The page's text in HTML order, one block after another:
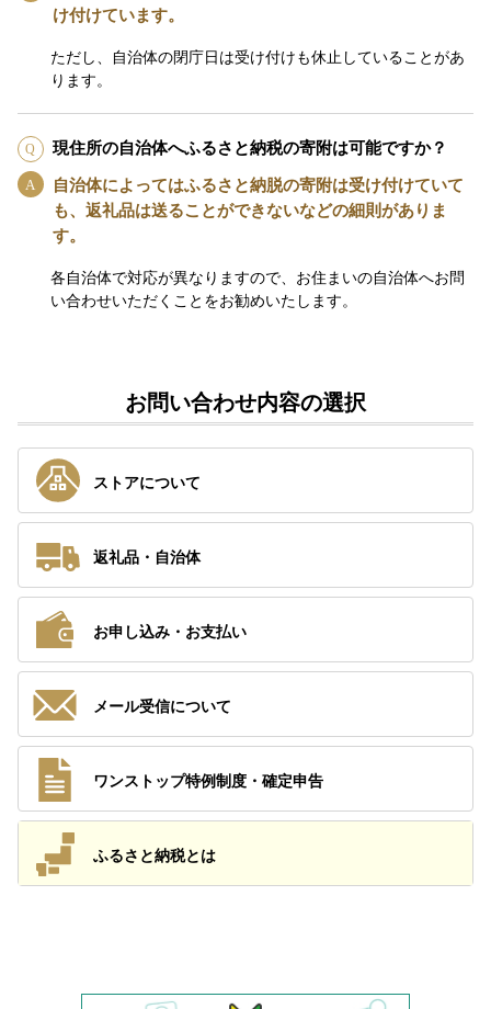
け付けています。
ただし、自治体の閉庁日は受け付けも休止していることがあ
ります。
現住所の自治体へふるさと納税の寄附は可能ですか？
自治体によってはふるさと納脱の寄附は受け付けていて
も、返礼品は送ることができないなどの細則がありま
す。
各自治体で対応が異なりますので、お住まいの自治体へお問
い合わせいただくことをお勧めいたします。
お問い合わせ内容の選択
ストアについて
返礼品・自治体
お申し込み・お支払い
メール受信について
ワンストップ特例制度・確定申告
ふるさと納税とは